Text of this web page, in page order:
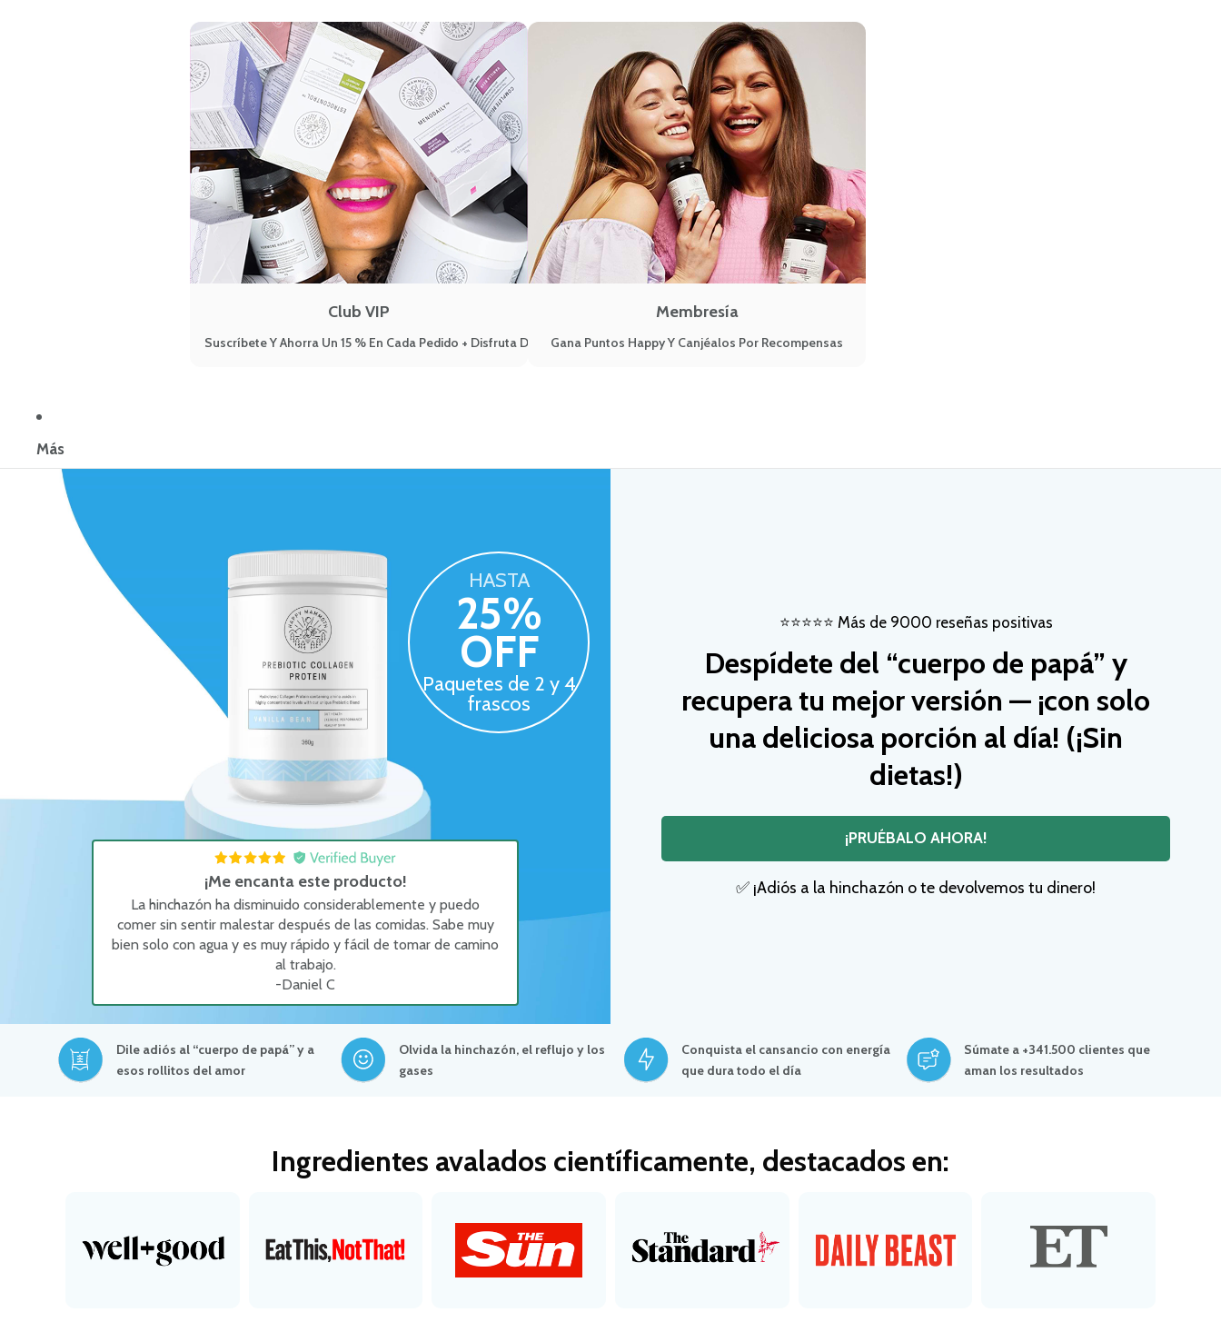
Club VIP
Suscríbete Y Ahorra Un 15 % En Cada Pedido + Disfruta De Ventajas VIP
Membresía
Gana Puntos Happy Y Canjéalos Por Recompensas
Más
¡Me encanta este producto!
La hinchazón ha disminuido considerablemente y puedo
comer sin sentir malestar después de las comidas. Sabe muy
bien solo con agua y es muy rápido y fácil de tomar de camino
al trabajo.
-Daniel C
HASTA
25%
OFF
Paquetes de 2 y 4
frascos
⭐⭐⭐⭐⭐ Más de 9000 reseñas positivas
Despídete del “cuerpo de papá” y
recupera tu mejor versión — ¡con solo
una deliciosa porción al día! (¡Sin
dietas!)
¡PRUÉBALO AHORA!
✅ ¡Adiós a la hinchazón o te devolvemos tu dinero!
Dile adiós al “cuerpo de papá” y a
esos rollitos del amor
Olvida la hinchazón, el reflujo y los
gases
Conquista el cansancio con energía
que dura todo el día
Súmate a +341.500 clientes que
aman los resultados
Ingredientes avalados científicamente, destacados en: